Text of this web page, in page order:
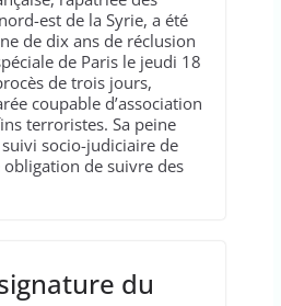
est de la Syrie, a été
de dix ans de réclusion
de Paris le jeudi 18
de trois jours,
coupable d’association
terroristes. Sa peine
socio-judiciaire de
obligation de suivre des
du